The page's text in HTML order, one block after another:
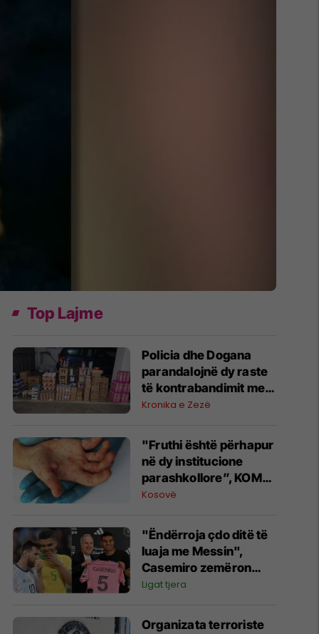
Top Lajme
Policia dhe Dogana
parandalojnë dy raste
të kontrabandimit me
mallra në kufi me
Kronika e Zezë
"Fruthi është përhapur
në dy institucione
parashkollore”, KOMF:
Duhet të zbatojnë në
kërkesat për vaksinim
Kosovë
"Ëndërroja çdo ditë të
luaja me Messin",
Casemiro zemëron
tifozët e Real Madridit
Ligat tjera
Organizata terroriste